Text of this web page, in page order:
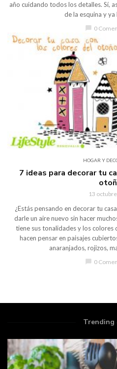
año cuidando todos los detalles. Sí,
de la esquina y
chat_bubble 0
HOGAR Y
7 ideas para decorar tu
13
¿Estás pensando en decorar tu
darle un aire nuevo sin hacer
tiene sus tonalidades y los
hacen pensar en paisajes
anaranjados, rojizos,
chat_bubble 0
Trending